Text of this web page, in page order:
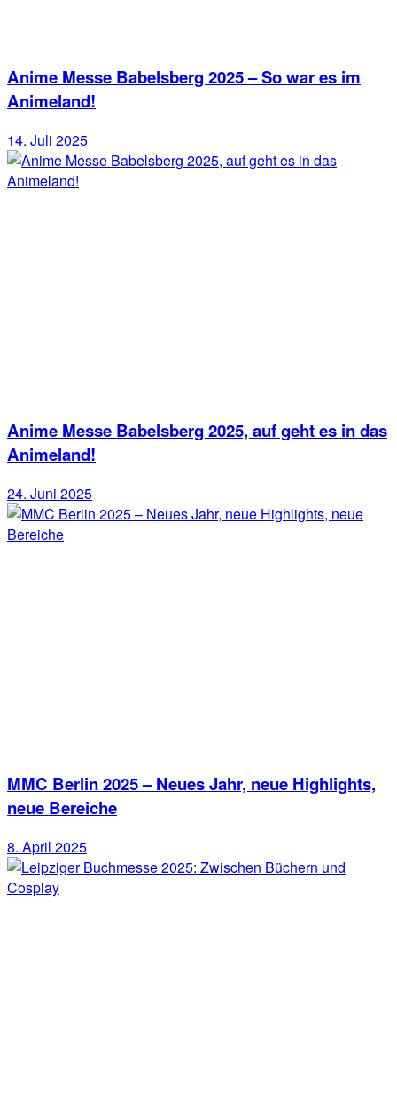
Anime Messe Babelsberg 2025 – So war es im
Animeland!
14. Juli 2025
Anime Messe Babelsberg 2025, auf geht es in das
Animeland!
24. Juni 2025
MMC Berlin 2025 – Neues Jahr, neue Highlights,
neue Bereiche
8. April 2025